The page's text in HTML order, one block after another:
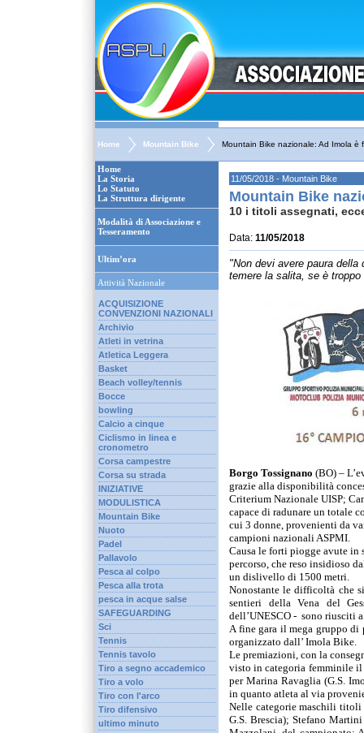
Home Mountain Bike Mountain Bike nazionale: Ad Imola è
Home
La Storia
Lo Statuto
La Struttura dirigente
Modalità di Associazione e
Tesseramento
Ultim’ora
Attività Nazionale
ACQUISIZIONE
CONVENZIONI NAZIONALI
Archivio
Atleti in vetrina
Atletica Leggera
Basket
Beach volley/tennis
Bocce
bowling
Calcio a cinque
Ciclismo in linea e
cronometro
Corsa campestre
Corsa su strada
INIZIATIVE
MODULISTICA
Mountain Bike
Nuoto
Padel
Pallavolo
Pesca al colpo
Pesca alla trota
pesca in acque salse
SAFEGUARDING
Sci
Tennis
Tennis tavolo
Tiro a segno accademico
Tiro a volo
Tiro con l'arco
Tiro difensivo
ultimo minuto
11/05/2018 - Mountain Bike
Mountain Bike
10 i titoli assegnati,
Data: 11/05/2018
"Non devi avere paura
temere la salita, se è
Borgo Tossignano (BO) –
grazie alla disponibilità
Criterium Nazionale UISP;
capace di radunare un totale
cui 3 donne, provenienti da
campioni nazionali ASPMI.
Causa le forti piogge avute
percorso, che reso insidioso
un dislivello di 1500 metri.
Nonostante le difficoltà che
sentieri della Vena del
dell’UNESCO - sono riusciti
A fine gara il mega gruppo di
organizzato dall’ Imola Bike.
Le premiazioni, con la
visto in categoria femminile il
per Marina Ravaglia (G.S.
in quanto atleta al via
Nelle categorie maschili
G.S. Brescia); Stefano